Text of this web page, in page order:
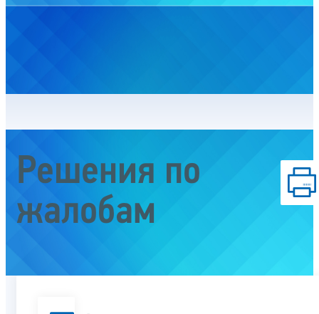
Решения по
жалобам